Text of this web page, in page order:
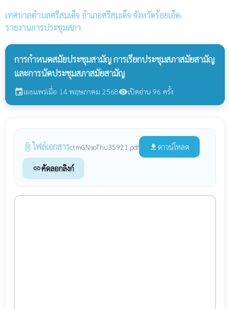
เทศบาลตำบลศรีสมเด็จ อำเภอศรีสมเด็จ จังหวัดร้อยเอ็ด›
รายงานการประชุมสภา
การกำหนดสมัยประชุมสามัญ การเรียกประชุมสภาสมัยสามัญ
และการนัดประชุมสภาสมัยสามัญ
eventเผยแพร่เมื่อ 14 พฤษภาคม 2568visibilityเปิดอ่าน 96 ครั้ง
attach_file ไฟล์เอกสารctmGNsoThu35921.pdf file_download ดาวน์โหลด
linkคัดลอกลิงก์